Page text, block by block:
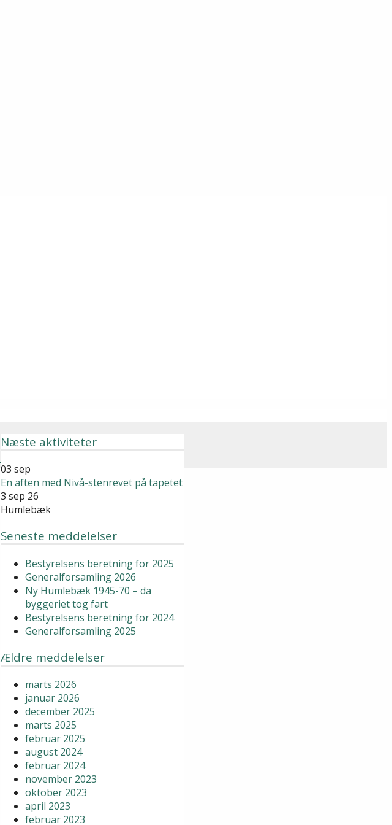
Næste aktiviteter
03 sep
En aften med Nivå-stenrevet på tapetet
3 sep 26
Humlebæk
Seneste meddelelser
Bestyrelsens beretning for 2025
Generalforsamling 2026
Ny Humlebæk 1945-70 – da
byggeriet tog fart
Bestyrelsens beretning for 2024
Generalforsamling 2025
Ældre meddelelser
marts 2026
januar 2026
december 2025
marts 2025
februar 2025
august 2024
februar 2024
november 2023
oktober 2023
april 2023
februar 2023